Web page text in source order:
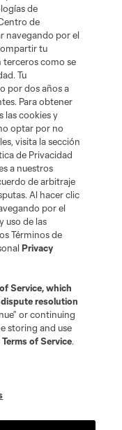
Cookies Settings
name and shield are
(“MLS”). The names
law trademarks of
Any unauthorized use
de
de
navegando por el
tu
terceros como se
Tu
por dos años a
Para obtener
las cookies y
optar por no
visita la sección
de Privacidad
a nuestros
de arbitraje
Al hacer clic
por el
uso de las
Términos de
Privacy
Service, which
resolution
or continuing
storing and use
Terms of Service.